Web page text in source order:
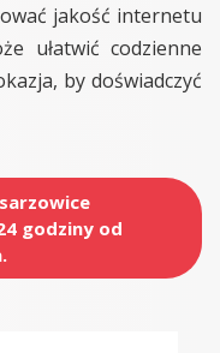
jakość internetu
ułatwić codzienne
by doświadczyć
godziny od